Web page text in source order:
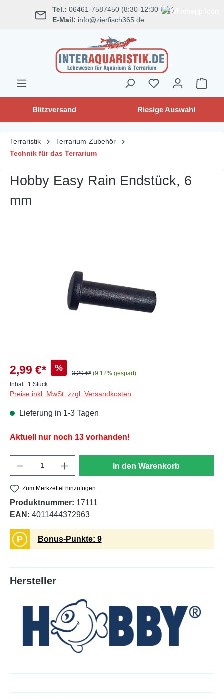
springen Tel.: 06461-7587450 (8:30-12:30 Uhr)
E-Mail: info@zierfisch365.de
Blitzversand Riesige Auswahl
Terraristik
Terrarium-Zubehör
Technik für das Terrarium
Hobby Easy Rain Endstück, 6
mm
2,99 €* %
3,29 €* (9.12% gespart)
Inhalt: 1 Stück
Preise inkl. MwSt. zzgl. Versandkosten
Lieferung in 1-3 Tagen
Aktuell nur noch 13 vorhanden!
In den Warenkorb
Zum Merkzettel hinzufügen
Produktnummer: 17111
EAN: 4011444372963
P Bonus-Punkte: 9
Hersteller